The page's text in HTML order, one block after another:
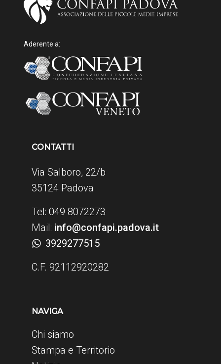
Aderente a:
CONTATTI
Via Salboro, 22/b
35124 Padova
Tel: 049 8072273
Mail: info@confapi.padova.it
3929277515
C.F. 92112920282
NAVIGA
Chi siamo
Stampa e Territorio